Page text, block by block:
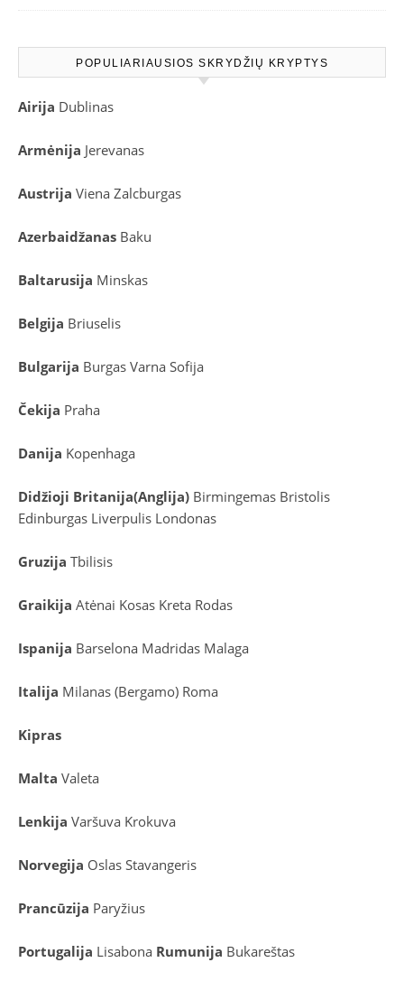
POPULIARIAUSIOS SKRYDŽIŲ KRYPTYS
Airija Dublinas
Armėnija Jerevanas
Austrija Viena Zalcburgas
Azerbaidžanas Baku
Baltarusija Minskas
Belgija Briuselis
Bulgarija Burgas Varna Sofija
Čekija Praha
Danija Kopenhaga
Didžioji Britanija(Anglija) Birmingemas Bristolis
Edinburgas Liverpulis Londonas
Gruzija Tbilisis
Graikija Atėnai Kosas Kreta Rodas
Ispanija Barselona Madridas Malaga
Italija Milanas (Bergamo) Roma
Kipras
Malta Valeta
Lenkija Varšuva Krokuva
Norvegija Oslas Stavangeris
Prancūzija Paryžius
Portugalija Lisabona Rumunija Bukareštas